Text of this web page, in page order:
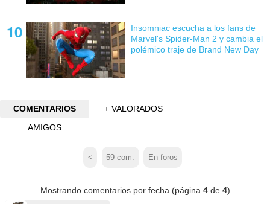
Insomniac escucha a los fans de
Marvel's Spider-Man 2 y cambia el
polémico traje de Brand New Day
COMENTARIOS
+ VALORADOS
AMIGOS
< 59 com. En foros
Mostrando comentarios por fecha (página 4de 4)